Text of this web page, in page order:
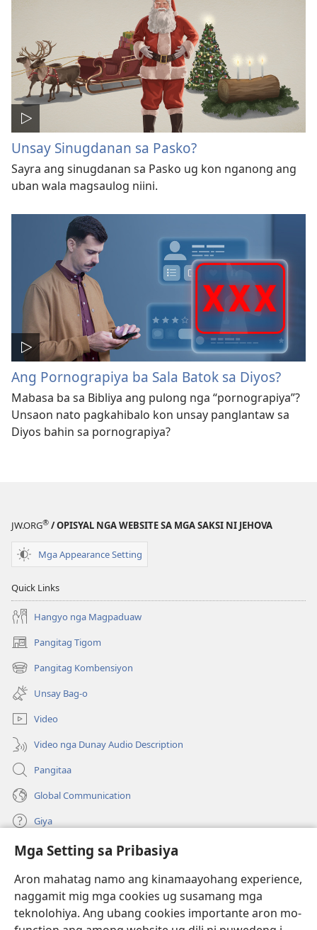
Mga Setting sa Pribasiya
Aron mahatag namo ang kinamaayohang experience,
naggamit mig mga cookies ug susamang mga
teknolohiya. Ang ubang cookies importante aron mo-
Unsay Sinugdanan sa Pasko?
Sayra ang sinugdanan sa Pasko ug kon nganong ang
uban wala magsaulog niini.
Ang Pornograpiya ba Sala Batok sa Diyos?
Mabasa ba sa Bibliya ang pulong nga “pornograpiya”?
Unsaon nato pagkahibalo kon unsay panglantaw sa
Diyos bahin sa pornograpiya?
JW.ORG® / OPISYAL NGA WEBSITE SA MGA SAKSI NI JEHOVA
Mga Appearance Setting
Quick Links
Hangyo nga Magpaduaw
Pangitag Tigom
(mo-
open
ug
bag-
ong
window)
Pangitag Kombensiyon
(mo-
open
ug
bag-
ong
window)
Unsay Bag-o
Video
Video nga Dunay Audio Description
Pangitaa
Global Communication
Giya
Donasyon
(mo-
open
bag-
ong
Watchtower ONLINE NGA LIBRARYA
(mo-
open